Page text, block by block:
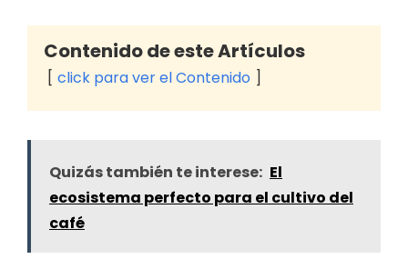
Contenido de este Artículos
click para ver el Contenido
Quizás también te interese: El
ecosistema perfecto para el cultivo del
café